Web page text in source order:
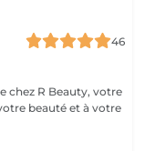
46
beauté et à votre